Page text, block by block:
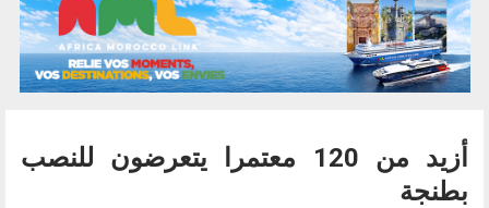
أزيد من 120 معتمرا يتعرضون للنصب
بطنجة